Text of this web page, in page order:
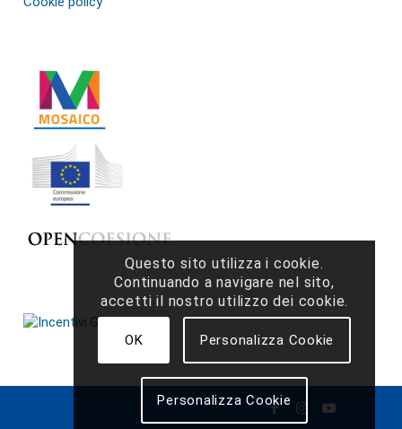
Questo sito utilizza i cookie.
Continuando a navigare nel sito,
accetti il ​​nostro utilizzo dei cookie.
OK Personalizza Cookie
Personalizza Cookie